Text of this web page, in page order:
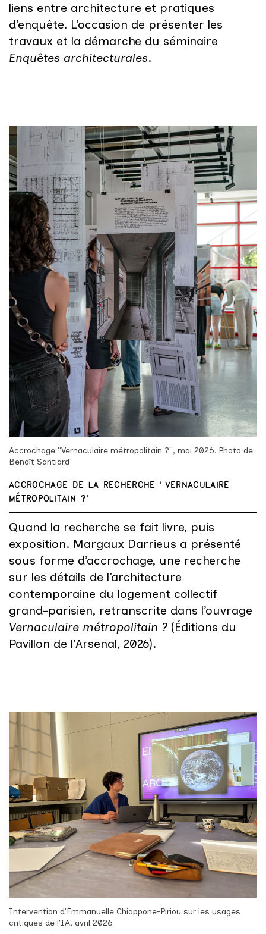
liens entre architecture et pratiques
d’enquête. L’occasion de présenter les
travaux et la démarche du séminaire
Enquêtes architecturales.
Accrochage "Vernaculaire métropolitain ?", mai 2026. Photo de
Benoît Santiard
ACCROCHAGE DE LA RECHERCHE "VERNACULAIRE
MÉTROPOLITAIN ?"
Quand la recherche se fait livre, puis
exposition. Margaux Darrieus a présenté
sous forme d’accrochage, une recherche
sur les détails de l’architecture
contemporaine du logement collectif
grand-parisien, retranscrite dans l’ouvrage
Vernaculaire métropolitain ? (Éditions du
Pavillon de l’Arsenal, 2026).
Intervention d'Emmanuelle Chiappone-Piriou sur les usages
critiques de l'IA, avril 2026